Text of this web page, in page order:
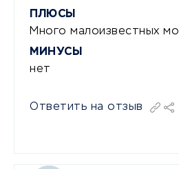
ПЛЮСЫ
Много малоизвестных
МИНУСЫ
нет
Ответить на отзыв